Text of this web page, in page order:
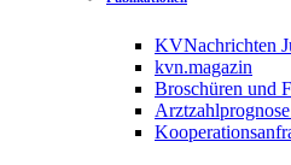
KVNachrichten
kvn.magazin
Broschüren und